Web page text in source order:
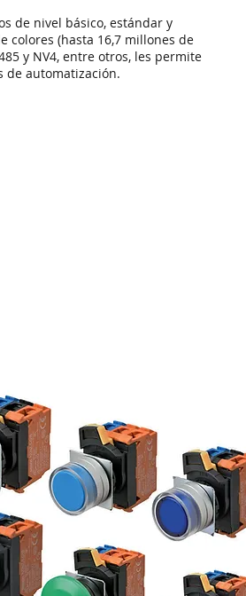
de nivel básico, estándar y
colores (hasta 16,7 millones de
y NV4, entre otros, les permite
de automatización.